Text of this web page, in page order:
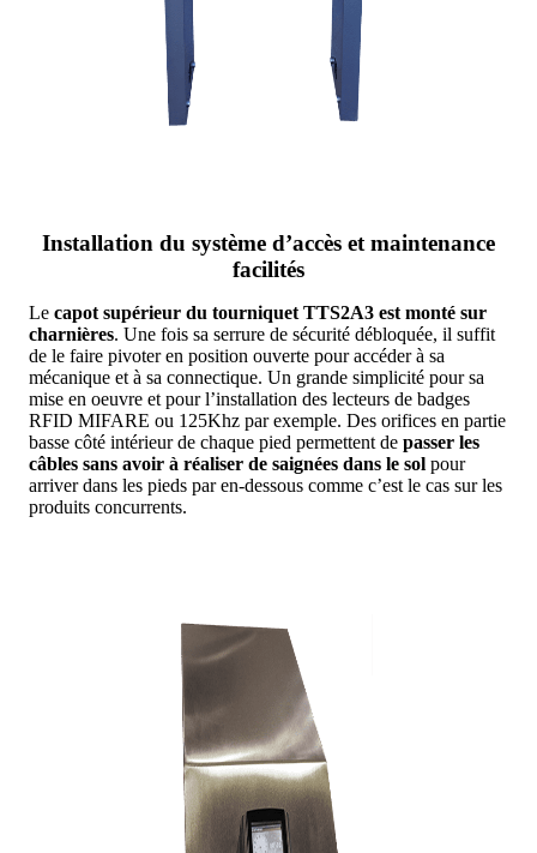
Installation du système d’accès et maintenance
facilités
Le capot supérieur du tourniquet TTS2A3 est monté sur
charnières. Une fois sa serrure de sécurité débloquée, il suffit
de le faire pivoter en position ouverte pour accéder à sa
mécanique et à sa connectique. Un grande simplicité pour sa
mise en oeuvre et pour l’installation des lecteurs de badges
RFID MIFARE ou 125Khz par exemple. Des orifices en partie
basse côté intérieur de chaque pied permettent de passer les
câbles sans avoir à réaliser de saignées dans le sol pour
arriver dans les pieds par en-dessous comme c’est le cas sur les
produits concurrents.